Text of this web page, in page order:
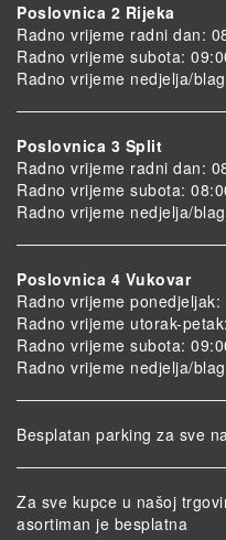
Poslovnica 2 Rijeka
Radno vrijeme radni dan:
Radno vrijeme subota:
Radno vrijeme nedjelja/
Poslovnica 3 Split
Radno vrijeme radni dan:
Radno vrijeme subota:
Radno vrijeme nedjelja/
Poslovnica 4 Vukovar
Radno vrijeme
Radno vrijeme utorak-
Radno vrijeme subota:
Radno vrijeme nedjelja/
Besplatan parking za sve
Za sve kupce u našoj
asortiman je besplatna